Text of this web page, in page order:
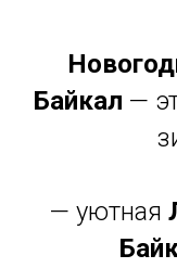
Байкал —
— уютная